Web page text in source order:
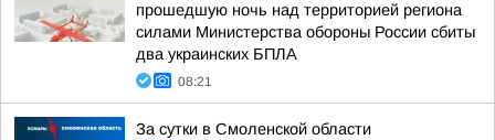
прошедшую ночь над территорией региона
силами Министерства обороны России сбиты
два украинских БПЛА
08:21
За сутки в Смоленской области